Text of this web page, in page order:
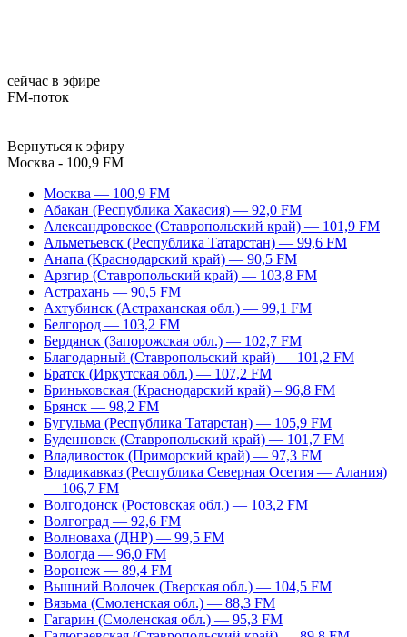
сейчас в эфире
FM-поток
Вернуться к эфиру
Москва - 100,9 FM
Москва — 100,9 FM
Абакан (Республика Хакасия) — 92,0 FM
Александровское (Ставропольский край) — 101,9 FM
Альметьевск (Республика Татарстан) — 99,6 FM
Анапа (Краснодарский край) — 90,5 FM
Арзгир (Ставропольский край) — 103,8 FM
Астрахань — 90,5 FM
Ахтубинск (Астраханская обл.) — 99,1 FM
Белгород — 103,2 FM
Бердянск (Запорожская обл.) — 102,7 FM
Благодарный (Ставропольский край) — 101,2 FM
Братск (Иркутская обл.) — 107,2 FM
Бриньковская (Краснодарский край) – 96,8 FM
Брянск — 98,2 FM
Бугульма (Республика Татарстан) — 105,9 FM
Буденновск (Ставропольский край) — 101,7 FM
Владивосток (Приморский край) — 97,3 FM
Владикавказ (Республика Северная Осетия — Алания)
— 106,7 FM
Волгодонск (Ростовская обл.) — 103,2 FM
Волгоград — 92,6 FM
Волноваха (ДНР) — 99,5 FM
Вологда — 96,0 FM
Воронеж — 89,4 FM
Вышний Волочек (Тверская обл.) — 104,5 FM
Вязьма (Смоленская обл.) — 88,3 FM
Гагарин (Смоленская обл.) — 95,3 FM